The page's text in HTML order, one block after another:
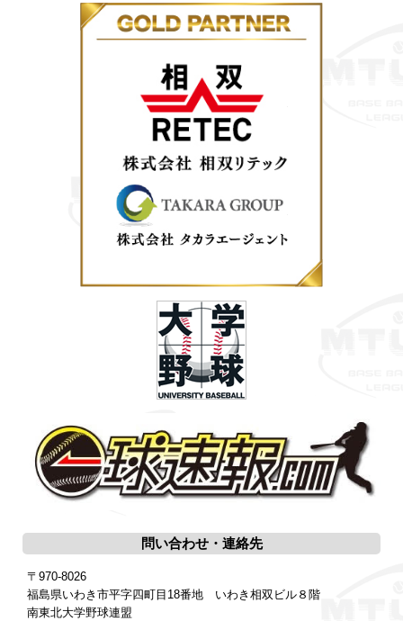
問い合わせ・連絡先
〒970-8026
福島県いわき市平字四町目18番地 いわき相双ビル８階
南東北大学野球連盟